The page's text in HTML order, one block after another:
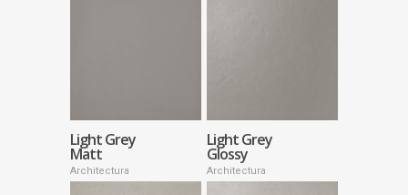
Light Grey
Matt
Architectura
Light Grey
Glossy
Architectura